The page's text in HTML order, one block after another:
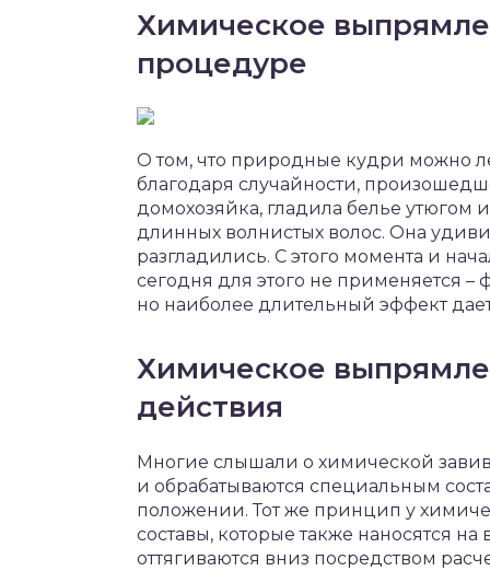
Химическое
процедуре
О том, что природные кудри можно
благодаря случайности,
домохозяйка, гладила белье утюгом
длинных волнистых волос. Она
разгладились. С этого момента и
сегодня для этого не применяется
но наиболее длительный эффект
Химическое
действия
Многие слышали о химической
и обрабатываются специальным
положении. Тот же принцип у
составы, которые также наносятся
оттягиваются вниз посредством